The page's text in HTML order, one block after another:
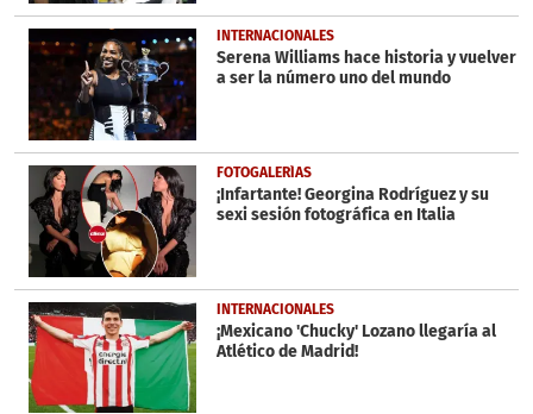
INTERNACIONALES
Serena Williams hace historia y vuelver
a ser la número uno del mundo
FOTOGALERÍAS
¡Infartante! Georgina Rodríguez y su
sexi sesión fotográfica en Italia
INTERNACIONALES
¡Mexicano 'Chucky' Lozano llegaría al
Atlético de Madrid!